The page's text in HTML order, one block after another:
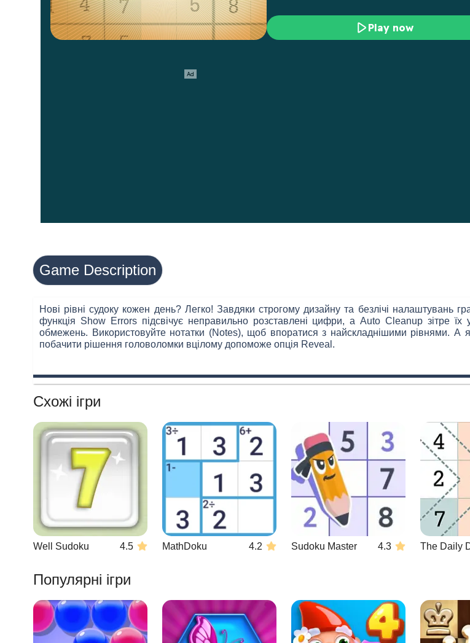
Game Description
Нові рівні судоку кожен день? Легко! Завдяки строгому дизайну та безлічі
функція Show Errors підсвічує неправильно розставлені цифри, а Auto Cleanup зітре
обмежень. Використовуйте нотатки (Notes), щоб впоратися з найскладнішими рівнями. А
побачити рішення головоломки вцілому допоможе опція Reveal.
Схожі ігри
Well Sudoku 4.5 MathDoku 4.2 Sudoku Master 4.3
Популярні ігри